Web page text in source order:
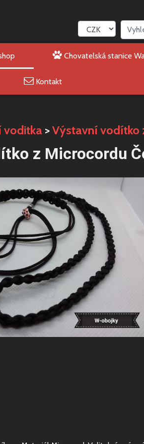
Chovatelská stanice
Kontakt
voditka >Výstavní vodítko
z Microcordu